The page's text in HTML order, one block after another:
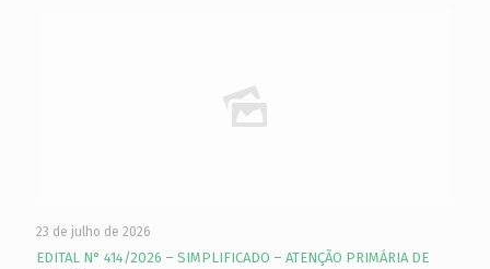
23 de julho de 2026
EDITAL N° 414/2026 – SIMPLIFICADO – ATENÇÃO PRIMÁRIA DE